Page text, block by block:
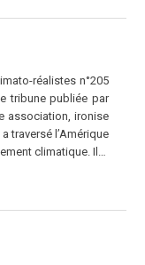
réalistes n°205
tribune publiée par
association, ironise
traversé l’Amérique
climatique. Il…